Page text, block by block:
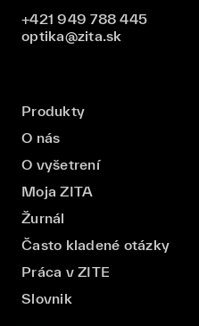
+421 949 788 445
optika@zita.sk
Produkty
O nás
O vyšetrení
Moja ZITA
Žurnál
Často kladené otázky
Práca v ZITE
Slovnik